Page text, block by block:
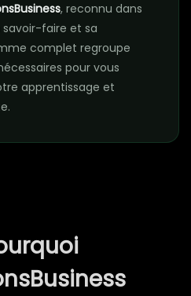
, reconnu dans
faire et sa
complet regroupe
pour vous
apprentissage et